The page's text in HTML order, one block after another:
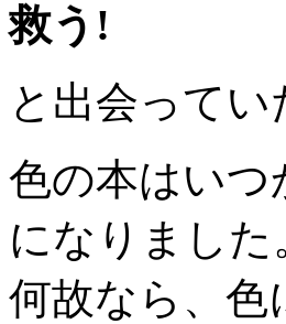
救う!
と出会って
色の本はいつ
になりました
何故なら、色